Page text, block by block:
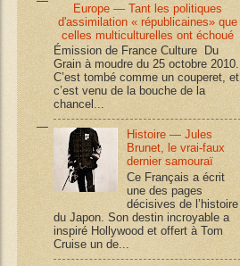
Europe — Tant les politiques
d'assimilation « républicaines» que
celles multiculturelles ont échoué
Émission de France Culture Du
Grain à moudre du 25 octobre 2010.
C’est tombé comme un couperet, et
c’est venu de la bouche de la
chancel...
Histoire — Jules
Brunet, le vrai-faux
dernier samouraï
Ce Français a écrit
une des pages
décisives de l’histoire
du Japon. Son destin incroyable a
inspiré Hollywood et offert à Tom
Cruise un de...